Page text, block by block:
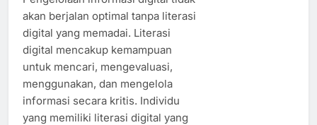
akan berjalan optimal tanpa literasi
digital yang memadai. Literasi
digital mencakup kemampuan
untuk mencari, mengevaluasi,
menggunakan, dan mengelola
informasi secara kritis. Individu
yang memiliki literasi digital yang